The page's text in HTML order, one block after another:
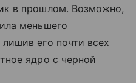
в прошлом. Возможно,
меньшего
его почти всех
ядро с черной